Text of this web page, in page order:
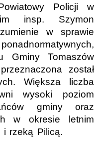
Policji w
insp. Szymon
w sprawie
Gminy Tomaszów
został
Większa liczba
wysoki poziom
gminy oraz
w okresie letnim
i rzeką Pilicą.